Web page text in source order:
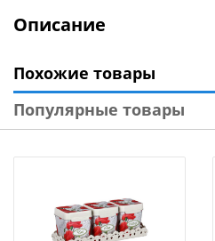
Описание
Похожие товары
Популярные товары